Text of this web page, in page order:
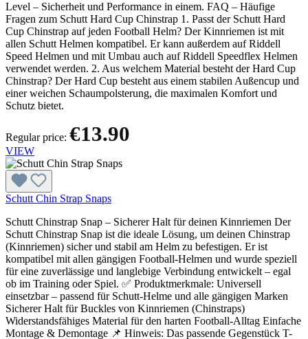
Level – Sicherheit und Performance in einem. FAQ – Häufige
Fragen zum Schutt Hard Cup Chinstrap 1. Passt der Schutt Hard
Cup Chinstrap auf jeden Football Helm? Der Kinnriemen ist mit
allen Schutt Helmen kompatibel. Er kann außerdem auf Riddell
Speed Helmen und mit Umbau auch auf Riddell Speedflex Helmen
verwendet werden. 2. Aus welchem Material besteht der Hard Cup
Chinstrap? Der Hard Cup besteht aus einem stabilen Außencup und
einer weichen Schaumpolsterung, die maximalen Komfort und
Schutz bietet.
Regular price: €13.90
VIEW
Schutt Chin Strap Snaps
Schutt Chinstrap Snap – Sicherer Halt für deinen Kinnriemen Der
Schutt Chinstrap Snap ist die ideale Lösung, um deinen Chinstrap
(Kinnriemen) sicher und stabil am Helm zu befestigen. Er ist
kompatibel mit allen gängigen Football-Helmen und wurde speziell
für eine zuverlässige und langlebige Verbindung entwickelt – egal
ob im Training oder Spiel. ✅ Produktmerkmale: Universell
einsetzbar – passend für Schutt-Helme und alle gängigen Marken
Sicherer Halt für Buckles von Kinnriemen (Chinstraps)
Widerstandsfähiges Material für den harten Football-Alltag Einfache
Montage & Demontage 📌 Hinweis: Das passende Gegenstück T-